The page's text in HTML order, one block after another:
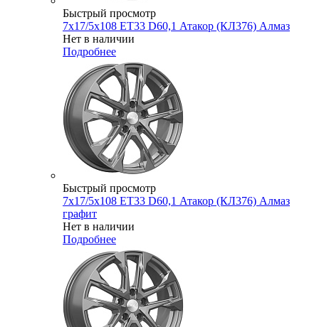
Быстрый просмотр
7x17/5x108 ET33 D60,1 Атакор (КЛ376) Алмаз
Нет в наличии
Подробнее
Быстрый просмотр
7x17/5x108 ET33 D60,1 Атакор (КЛ376) Алмаз
графит
Нет в наличии
Подробнее